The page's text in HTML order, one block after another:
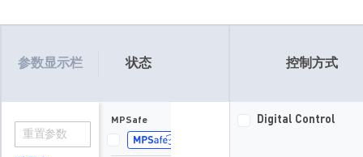
参数显示栏 状态 控制方式
MPSafe Digital Control